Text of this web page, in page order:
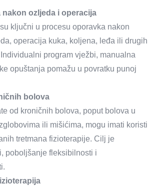
nakon ozljeda i operacija
ključni u procesu oporavka nakon
operacija kuka, koljena, leđa ili drugih
program vježbi, manualna
opuštanja pomažu u povratku punoj
bolova
od kroničnih bolova, poput bolova u
ili mišićima, mogu imati koristi
tretmana fizioterapije. Cilj je
poboljšanje fleksibilnosti i